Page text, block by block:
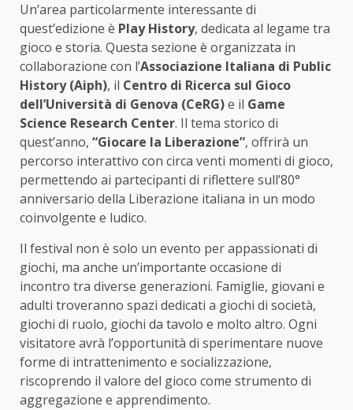
Un’area particolarmente interessante di
quest’edizione è Play History, dedicata al legame tra
gioco e storia. Questa sezione è organizzata in
collaborazione con l’Associazione Italiana di Public
History (Aiph), il Centro di Ricerca sul Gioco
dell’Università di Genova (CeRG)e il Game
Science Research Center. Il tema storico di
quest’anno, “Giocare la Liberazione”, offrirà un
percorso interattivo con circa venti momenti di gioco,
permettendo ai partecipanti di riflettere sull’80°
anniversario della Liberazione italiana in un modo
coinvolgente e ludico.
Il festival non è solo un evento per appassionati di
giochi, ma anche un’importante occasione di
incontro tra diverse generazioni. Famiglie, giovani e
adulti troveranno spazi dedicati a giochi di società,
giochi di ruolo, giochi da tavolo e molto altro. Ogni
visitatore avrà l’opportunità di sperimentare nuove
forme di intrattenimento e socializzazione,
riscoprendo il valore del gioco come strumento di
aggregazione e apprendimento.